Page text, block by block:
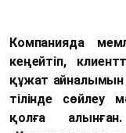
Компанияда
кеңейтіп,
құжат айналымын
тілінде сөйлеу
қолға